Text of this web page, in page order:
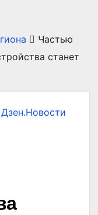
Частью
станет
Дзен.Новости